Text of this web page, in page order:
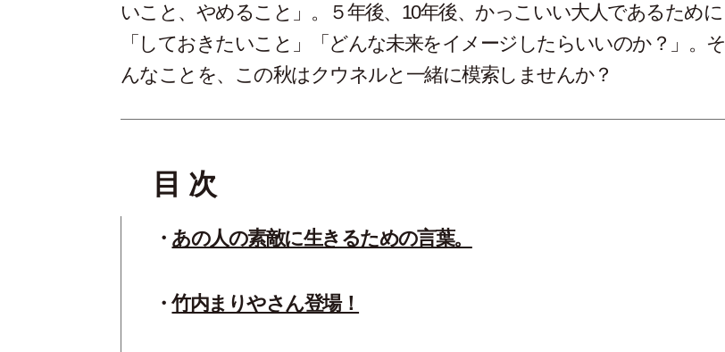
いこと、やめること」。５年後、10年後、かっこいい大人であるために
「しておきたいこと」「どんな未来をイメージしたらいいのか？」。そ
んなことを、この秋はクウネルと一緒に模索しませんか？
目 次
あの人の素敵に生きるための言葉。
竹内まりやさん登場！